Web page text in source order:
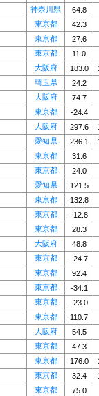
神奈川県
64.8
東京都
42.3
東京都
27.6
東京都
11.0
大阪府 183.0
埼玉県
24.2
大阪府
74.7
東京都
-24.4
大阪府 297.6
愛知県 236.1
東京都
31.6
東京都
24.0
愛知県
121.5
東京都
132.8
東京都
-12.8
東京都
28.3
大阪府
48.8
東京都
-24.7
東京都
92.4
東京都
-34.1
東京都
-23.0
東京都
110.7
大阪府
54.5
東京都
47.3
東京都 176.0
東京都 32.4
東京都
75.0